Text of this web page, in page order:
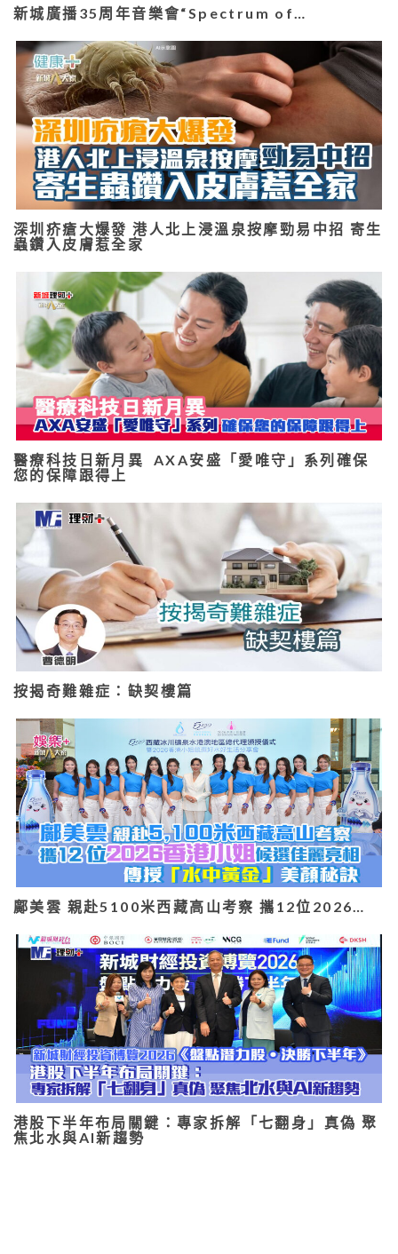
新城廣播35周年音樂會“Spectrum of…
深圳疥瘡大爆發 港人北上浸溫泉按摩勁易中招 寄生
蟲鑽入皮膚惹全家
醫療科技日新月異 AXA安盛「愛唯守」系列確保
您的保障跟得上
按揭奇難雜症：缺契樓篇
鄺美雲 親赴5100米西藏高山考察 攜12位2026…
港股下半年布局關鍵：專家拆解「七翻身」真偽 聚
焦北水與AI新趨勢